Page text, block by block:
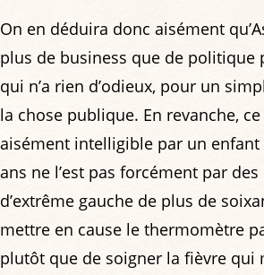
On en déduira donc aisément
plus de business que de politique
qui n’a rien d’odieux, pour un
la chose publique. En revanche,
aisément intelligible par un
ans ne l’est pas forcément par
d’extrême gauche de plus de
mettre en cause le thermomètre
plutôt que de soigner la fièvre qui